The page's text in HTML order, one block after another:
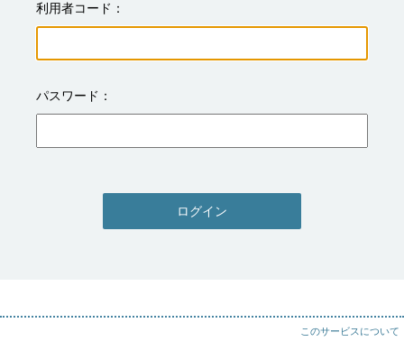
利用者コード
パスワード
ログイン
このサービスについて